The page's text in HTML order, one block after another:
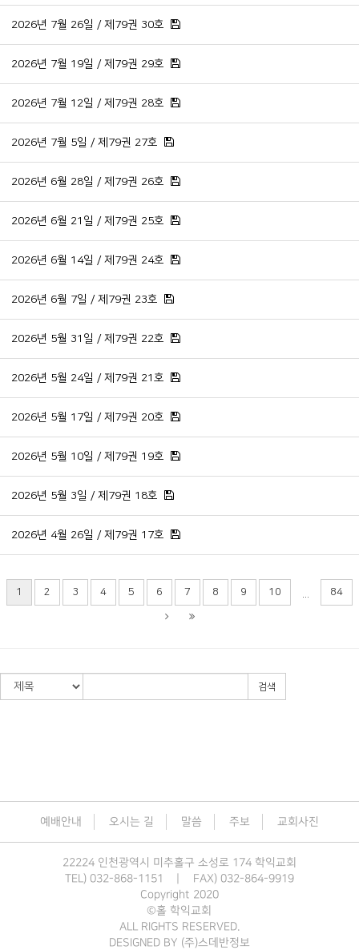
2026년 7월 26일 / 제79권 30호
2026년 7월 19일 / 제79권 29호
2026년 7월 12일 / 제79권 28호
2026년 7월 5일 / 제79권 27호
2026년 6월 28일 / 제79권 26호
2026년 6월 21일 / 제79권 25호
2026년 6월 14일 / 제79권 24호
2026년 6월 7일 / 제79권 23호
2026년 5월 31일 / 제79권 22호
2026년 5월 24일 / 제79권 21호
2026년 5월 17일 / 제79권 20호
2026년 5월 10일 / 제79권 19호
2026년 5월 3일 / 제79권 18호
2026년 4월 26일 / 제79권 17호
1 2 3 4 5 6 7 8 9 10 84
검색
예배안내 오시는 길 말씀 주보 교회사진
22224 인천광역시 미추홀구 소성로 174 학익교회
TEL) 032-868-1151
FAX) 032-864-9919
Copyright 2020
©홀 학익교회
ALL RIGHTS RESERVED.
DESIGNED BY (주)스데반정보